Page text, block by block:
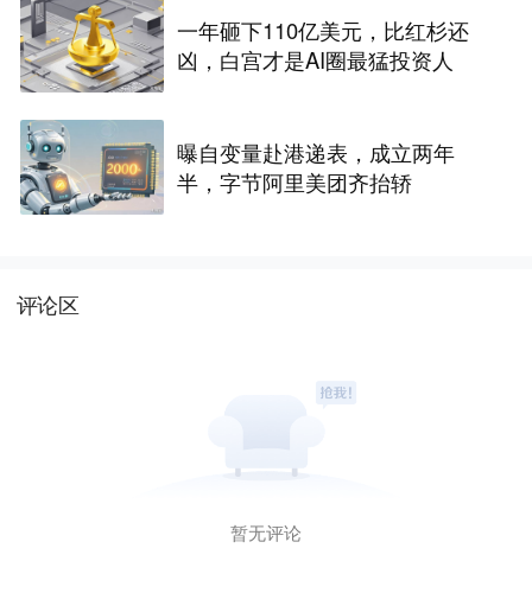
一年砸下110亿美元，比红杉还
凶，白宫才是AI圈最猛投资人
曝自变量赴港递表，成立两年
半，字节阿里美团齐抬轿
评论区
暂无评论